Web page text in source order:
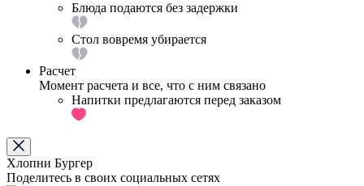
Блюда подаются без задержки
Стол вовремя убирается
Расчет
Момент расчета и все, что с ним связано
Напитки предлагаются перед заказом
Хлопни Бургер
Поделитесь в своих социальных сетях